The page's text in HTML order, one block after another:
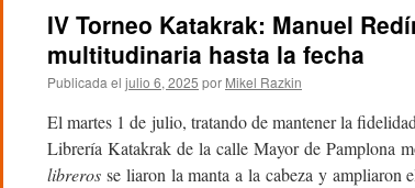
IV Torneo Katakrak: Manuel
multitudinaria hasta la fecha
Publicada el julio 6, 2025 por Mikel Razkin
El martes 1 de julio, tratando de mantener la
Librería Katakrak de la calle Mayor de Pamplona
libreros se liaron la manta a la cabeza y ampliaron